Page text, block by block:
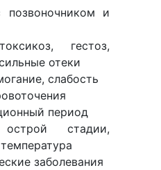
и
гестоз,
отеки
слабость
период
стадии,
заболевания